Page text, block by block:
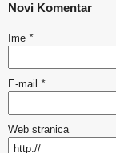
Novi Komentar
Ime *
E-mail *
Web stranica